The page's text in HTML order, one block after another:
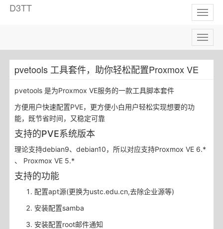
Toggle
D3TT
Toggle
pvetools 工具套件，助你轻松配置Proxmox VE
pvetools 是为Proxmox VE服务的一款工具脚本套件
方便用户快速配置PVE，更方便小白用户轻松实现想要的功
能，既节省时间，又稳定可靠
支持的PVE系统版本
理论支持debian9、debian10，所以对应支持Proxmox VE 6.*
、 Proxmox VE 5.*
支持的功能
配置apt源(更换为ustc.edu.cn,去除企业源等)
安装配置samba
安装配置root邮件通知